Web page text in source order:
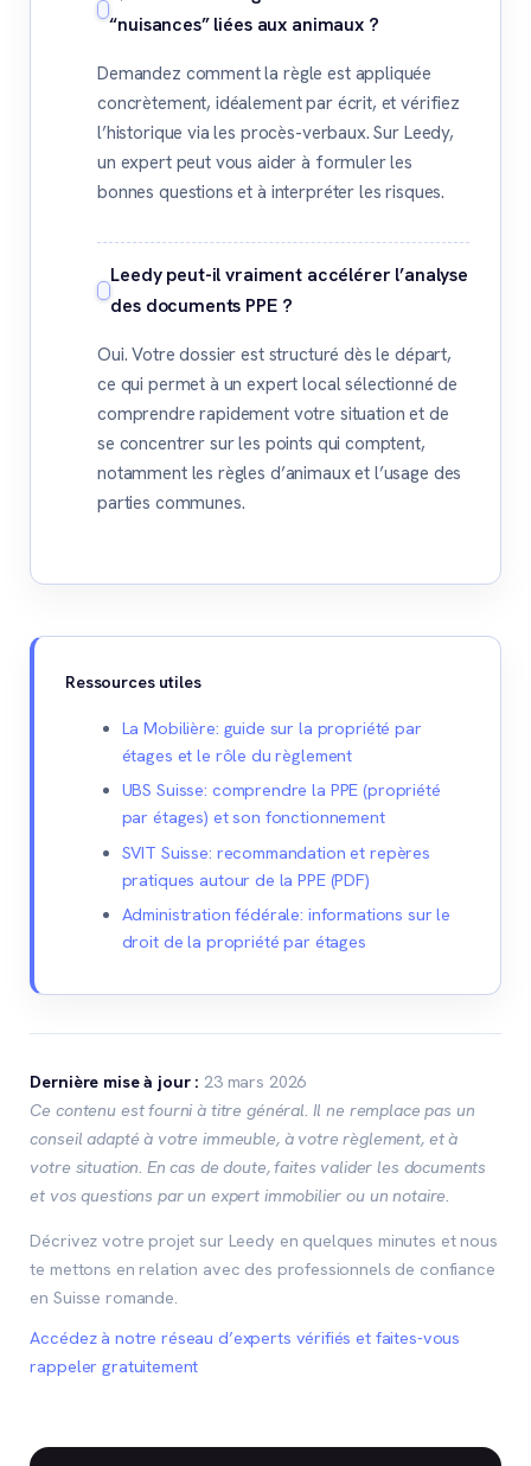
“nuisances” liées aux animaux ?
Demandez comment la règle est appliquée
concrètement, idéalement par écrit, et vérifiez
l’historique via les procès-verbaux. Sur Leedy,
un expert peut vous aider à formuler les
bonnes questions et à interpréter les risques.
Leedy peut-il vraiment accélérer l’analyse
des documents PPE ?
Oui. Votre dossier est structuré dès le départ,
ce qui permet à un expert local sélectionné de
comprendre rapidement votre situation et de
se concentrer sur les points qui comptent,
notamment les règles d’animaux et l’usage des
parties communes.
Ressources utiles
La Mobilière: guide sur la propriété par
étages et le rôle du règlement
UBS Suisse: comprendre la PPE (propriété
par étages) et son fonctionnement
SVIT Suisse: recommandation et repères
pratiques autour de la PPE (PDF)
Administration fédérale: informations sur le
droit de la propriété par étages
Dernière mise à jour : 23 mars 2026
Ce contenu est fourni à titre général. Il ne remplace pas un
conseil adapté à votre immeuble, à votre règlement, et à
votre situation. En cas de doute, faites valider les documents
et vos questions par un expert immobilier ou un notaire.
Décrivez votre projet sur Leedy en quelques minutes et nous
te mettons en relation avec des professionnels de confiance
en Suisse romande.
Accédez à notre réseau d’experts vérifiés et faites-vous
rappeler gratuitement